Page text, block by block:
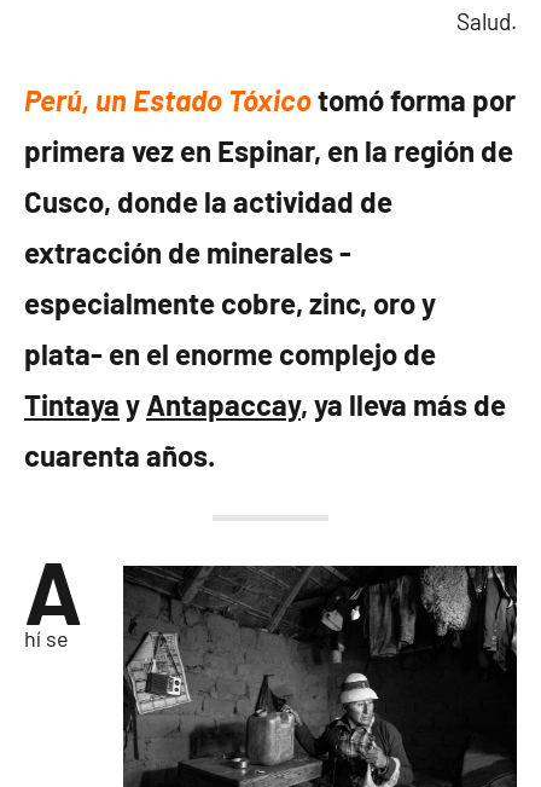
Salud.
Perú, un Estado Tóxicotomó forma por
primera vez en Espinar, en la región de
Cusco, donde la actividad de
extracción de minerales -
especialmente cobre, zinc, oro y
plata- en el enorme complejo de
Tintaya y Antapaccay, ya lleva más de
cuarenta años.
A
hí se